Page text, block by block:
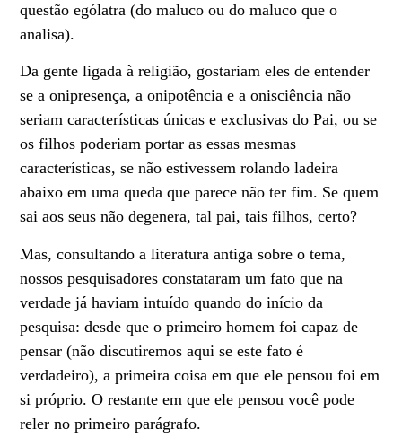
questão ególatra (do maluco ou do maluco que o
analisa).
Da gente ligada à religião, gostariam eles de entender
se a onipresença, a onipotência e a onisciência não
seriam características únicas e exclusivas do Pai, ou se
os filhos poderiam portar as essas mesmas
características, se não estivessem rolando ladeira
abaixo em uma queda que parece não ter fim. Se quem
sai aos seus não degenera, tal pai, tais filhos, certo?
Mas, consultando a literatura antiga sobre o tema,
nossos pesquisadores constataram um fato que na
verdade já haviam intuído quando do início da
pesquisa: desde que o primeiro homem foi capaz de
pensar (não discutiremos aqui se este fato é
verdadeiro), a primeira coisa em que ele pensou foi em
si próprio. O restante em que ele pensou você pode
reler no primeiro parágrafo.